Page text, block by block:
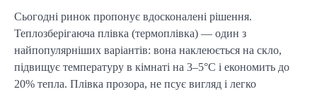
Сьогодні ринок пропонує вдосконалені рішення.
Теплозберігаюча плівка (термоплівка) — один з
найпопулярніших варіантів: вона наклеюється на скло,
підвищує температуру в кімнаті на 3–5°C і економить до
20% тепла. Плівка прозора, не псує вигляд і легко